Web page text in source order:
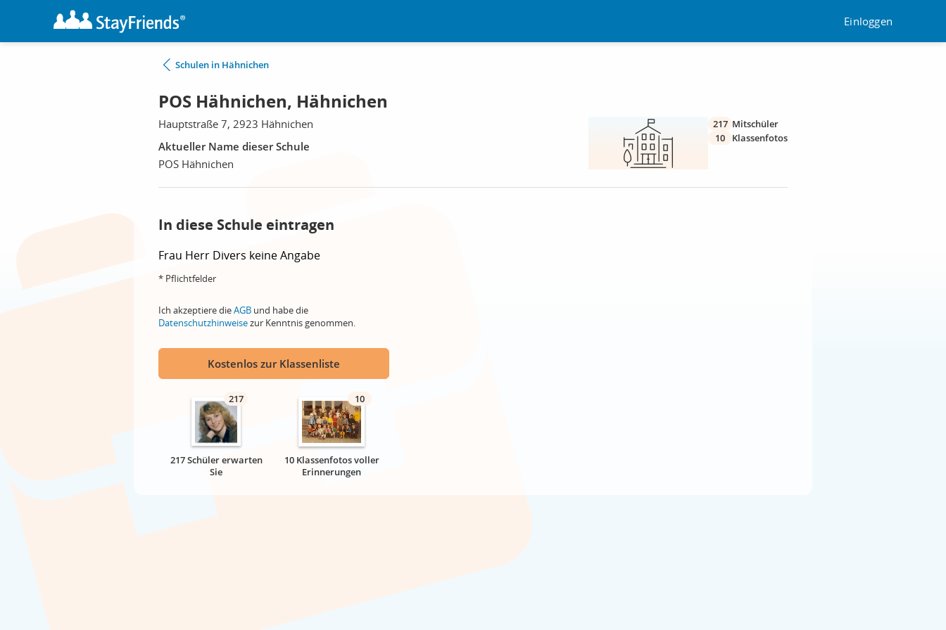
Einloggen
Schulen in Hähnichen
POS Hähnichen, Hähnichen
Hauptstraße 7, 2923 Hähnichen
Aktueller Name dieser Schule
POS Hähnichen
217 Mitschüler
10
Klassenfotos
In diese Schule eintragen
Frau Herr Divers keine Angabe
* Pflichtfelder
Ich akzeptiere dieAGB und habe die
Datenschutzhinweisezur Kenntnis genommen.
Kostenlos zur Klassenliste
217
217 Schüler erwarten
Sie
10
10 Klassenfotos voller
Erinnerungen